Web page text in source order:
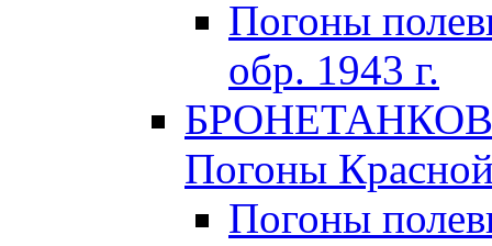
Погоны
обр. 1943 г.
Погоны
Погоны